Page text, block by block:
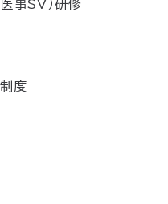
医事SV）研修
度